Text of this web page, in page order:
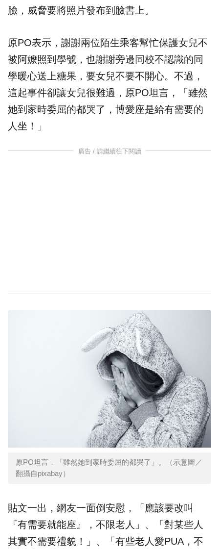
臉，威脅要將照片發布到臉書上。
原PO表示，謝謝兩位陌生乘客幫忙保護女兒不
被阿嬤照到學號，也謝謝旁邊同校不認識的同
學暖心送上糖果，要女兒不要不開心。不過，
這起事件卻讓女兒很難過，原PO坦言，「雖然
她到家時委屈的都哭了，博愛座是給有需要的
人坐！」
廣告 / 請繼續往下閱讀
原PO坦言，「雖然她到家時委屈的都哭了」。（示意圖／
翻攝自pixabay）
貼文一出，網友一面倒安慰，「應該要改叫
『有需要就能座』，不限老人」、「對某些人
其實不需要禮貌！」、「有些老人愛PUA，不